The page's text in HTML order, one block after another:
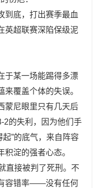
到底，打出赛季最血
英超联赛深陷保级泥
于某一场能踢得多漂
覆盖个体的失误。
蒙尼眼里只有几天后
2的失利，因为他们手
”的底气，来自阵容
淀的强者心态。
直接被判了死刑。不
容错率——没有任何